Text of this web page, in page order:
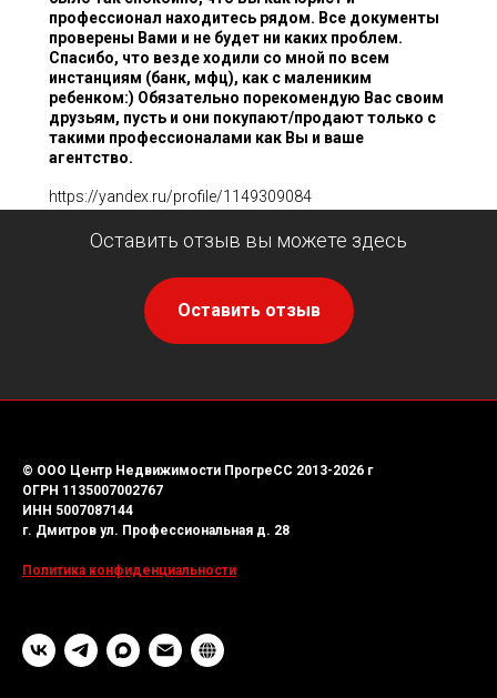
профессионал находитесь рядом. Все документы
проверены Вами и не будет ни каких проблем.
Спасибо, что везде ходили со мной по всем
инстанциям (банк, мфц), как с малениким
ребенком:) Обязательно порекомендую Вас своим
друзьям, пусть и они покупают/продают только с
такими профессионалами как Вы и ваше
агентство.
https://yandex.ru/profile/1149309084
Оставить отзыв вы можете здесь
Оставить отзыв
© ООО Центр Недвижимости ПрогреСС 2013-2026 г
ОГРН 1135007002767
ИНН 5007087144
г. Дмитров ул. Профессиональная д. 28
Политика конфиденциальности